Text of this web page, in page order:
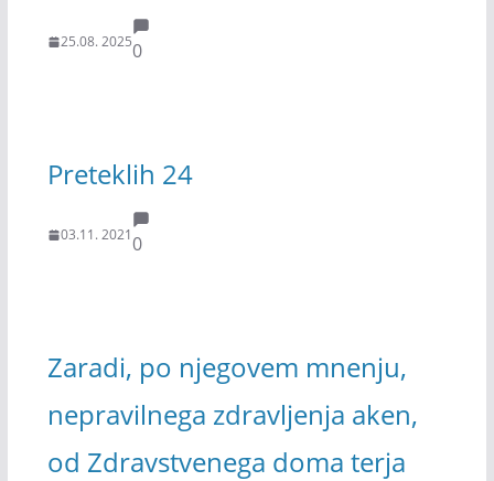
25.08. 20250
Preteklih 24
03.11. 20210
Zaradi, po njegovem mnenju,
nepravilnega zdravljenja aken,
od Zdravstvenega doma terja